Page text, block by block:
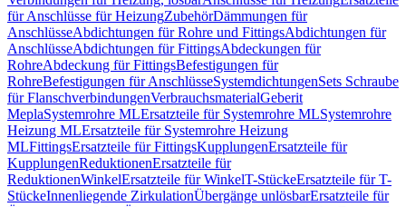
für Anschlüsse für HeizungZubehörDämmungen für
AnschlüsseAbdichtungen für Rohre und FittingsAbdichtungen für
AnschlüsseAbdichtungen für FittingsAbdeckungen für
RohreAbdeckung für FittingsBefestigungen für
RohreBefestigungen für AnschlüsseSystemdichtungenSets Schraube
für FlanschverbindungenVerbrauchsmaterialGeberit
MeplaSystemrohre MLErsatzteile für Systemrohre MLSystemrohre
Heizung MLErsatzteile für Systemrohre Heizung
MLFittingsErsatzteile für FittingsKupplungenErsatzteile für
KupplungenReduktionenErsatzteile für
ReduktionenWinkelErsatzteile für WinkelT-StückeErsatzteile für T-
StückeInnenliegende ZirkulationÜbergänge unlösbarErsatzteile für